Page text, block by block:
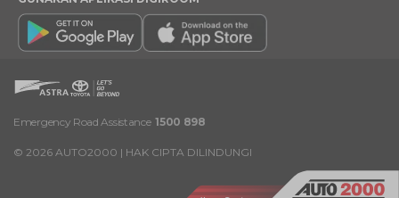
Emergency Road Assistance 1500 898
© 2026 AUTO2000 | HAK CIPTA DILINDUNGI